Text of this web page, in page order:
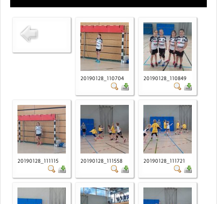
20190128_110704 20190128_110849
20190128_111115 20190128_111558 20190128_111721